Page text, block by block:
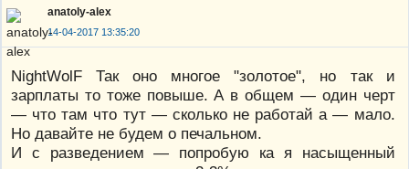
anatoly-alex
14-04-2017 13:35:20
NightWolF Так оно многое "золотое", но так и
зарплаты то тоже повыше. А в общем — один черт
— что там что тут — сколько не работай а — мало.
Но давайте не будем о печальном.
И с разведением — попробую ка я насыщенный